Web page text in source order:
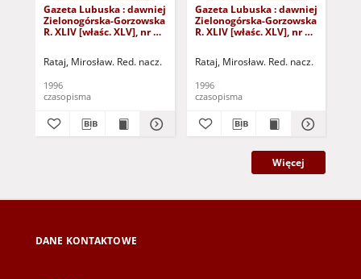
Gazeta Lubuska : dawniej
Zielonogórska-Gorzowska
R. XLIV [właśc. XLV], nr 52
Rataj, Mirosław. Red. nacz.
1996
czasopisma
Gazeta Lubuska : dawniej
Zielonogórska-Gorzowska
R. XLIV [właśc. XLV], nr 46
Rataj, Mirosław. Red. nacz.
1996
czasopisma
Więcej
DANE KONTAKTOWE